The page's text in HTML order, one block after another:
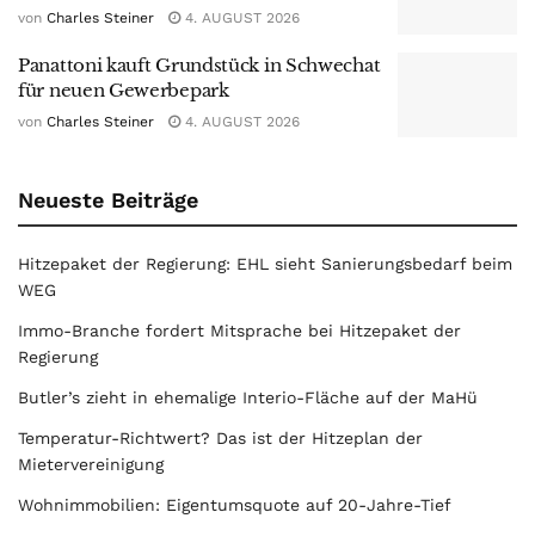
von Charles Steiner 4. AUGUST 2026
Panattoni kauft Grundstück in Schwechat
für neuen Gewerbepark
von Charles Steiner 4. AUGUST 2026
Neueste Beiträge
Hitzepaket der Regierung: EHL sieht Sanierungsbedarf beim
WEG
Immo-Branche fordert Mitsprache bei Hitzepaket der
Regierung
Butler’s zieht in ehemalige Interio-Fläche auf der MaHü
Temperatur-Richtwert? Das ist der Hitzeplan der
Mietervereinigung
Wohnimmobilien: Eigentumsquote auf 20-Jahre-Tief